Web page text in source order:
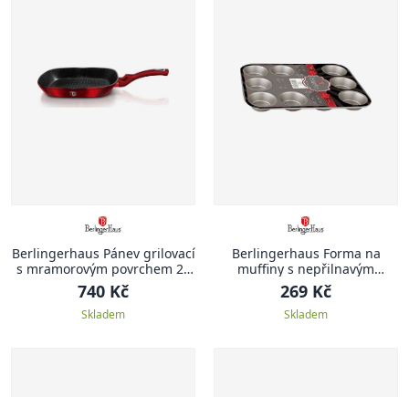
Berlingerhaus Pánev grilovací
s mramorovým povrchem 28
cm Burgundy Metallic Line
740 Kč
Skladem
Berlingerhaus Forma na
muffiny s nepřilnavým
povrchem 12 ks zlatá
269 Kč
Skladem